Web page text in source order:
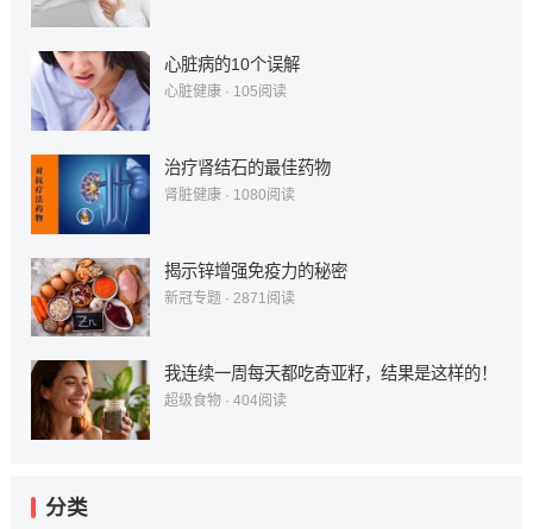
心脏病的10个误解
心脏健康· 105阅读
治疗肾结石的最佳药物
肾脏健康· 1080阅读
揭示锌增强免疫力的秘密
新冠专题· 2871 阅读
我连续一周每天都吃奇亚籽，结果是这样的！
超级食物· 404阅读
分类